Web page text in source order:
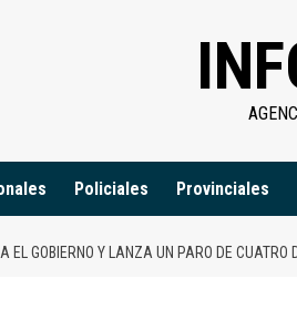
Policiales Provinciales
EL GOBIERNO Y LANZA UN PARO DE CUATRO